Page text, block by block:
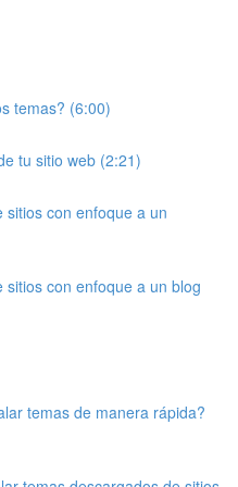
temas? (6:00)
tu sitio web (2:21)
sitios con enfoque a un
sitios con enfoque a un blog
temas de manera rápida?